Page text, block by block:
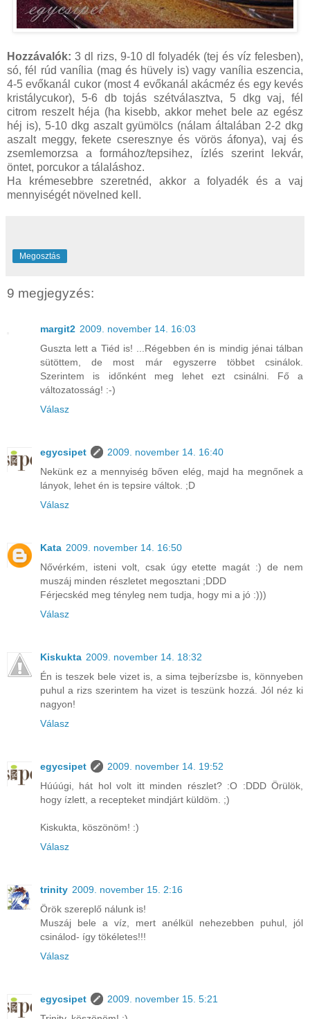
Hozzávalók: 3 dl rizs, 9-10 dl folyadék (tej és víz felesben),
só, fél rúd vanília (mag és hüvely is) vagy vanília eszencia,
4-5 evőkanál cukor (most 4 evőkanál akácméz és egy kevés
kristálycukor), 5-6 db tojás szétválasztva, 5 dkg vaj, fél
citrom reszelt héja (ha kisebb, akkor mehet bele az egész
héj is), 5-10 dkg aszalt gyümölcs (nálam általában 2-2 dkg
aszalt meggy, fekete cseresznye és vörös áfonya), vaj és
zsemlemorzsa a formához/tepsihez, ízlés szerint lekvár,
öntet, porcukor a tálaláshoz.
Ha krémesebbre szeretnéd, akkor a folyadék és a vaj
mennyiségét növelned kell.
Megosztás
9 megjegyzés:
margit2 2009. november 14. 16:03
Guszta lett a Tiéd is! ...Régebben én is mindig jénai tálban
sütöttem, de most már egyszerre többet csinálok.
Szerintem is időnként meg lehet ezt csinálni. Fő a
változatosság! :-)
Válasz
egycsipet
2009. november 14. 16:40
Nekünk ez a mennyiség bőven elég, majd ha megnőnek a
lányok, lehet én is tepsire váltok. ;D
Válasz
Kata 2009. november 14. 16:50
Nővérkém, isteni volt, csak úgy etette magát :) de nem
muszáj minden részletet megosztani ;DDD
Férjecskéd meg tényleg nem tudja, hogy mi a jó :)))
Válasz
Kiskukta 2009. november 14. 18:32
Én is teszek bele vizet is, a sima tejberízsbe is, könnyeben
puhul a rizs szerintem ha vizet is teszünk hozzá. Jól néz ki
nagyon!
Válasz
egycsipet
2009. november 14. 19:52
Húúúgi, hát hol volt itt minden részlet? :O :DDD Örülök,
hogy ízlett, a recepteket mindjárt küldöm. ;)
Kiskukta, köszönöm! :)
Válasz
trinity 2009. november 15. 2:16
Örök szereplő nálunk is!
Muszáj bele a víz, mert anélkül nehezebben puhul, jól
csinálod- így tökéletes!!!
Válasz
egycsipet
2009. november 15. 5:21